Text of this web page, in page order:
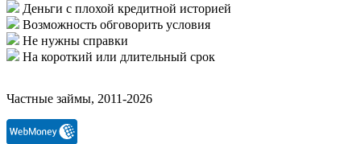
Деньги с плохой кредитной историей
Возможность обговорить условия
Не нужны справки
На короткий или длительный срок
Частные займы, 2011-2026